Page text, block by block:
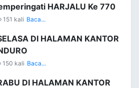
HARJALU Ke 770
151 kali Baca...
DI HALAMAN KANTOR
150 kali Baca...
DI HALAMAN KANTOR